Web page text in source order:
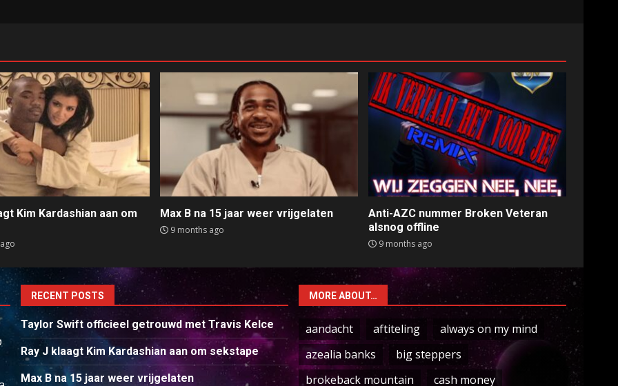
Kim Kardashian aan om
Max B na 15 jaar weer vrijgelaten
9 months ago
Anti-AZC nummer Broken Veteran
alsnog offline
9 months ago
RECENT POSTS
Taylor Swift officieel getrouwd met Travis Kelce
Ray J klaagt Kim Kardashian aan om sekstape
Max B na 15 jaar weer vrijgelaten
MORE ABOUT…
aandacht aftiteling
always on my mind
azealia banks
big steppers
brokeback mountain
cash money